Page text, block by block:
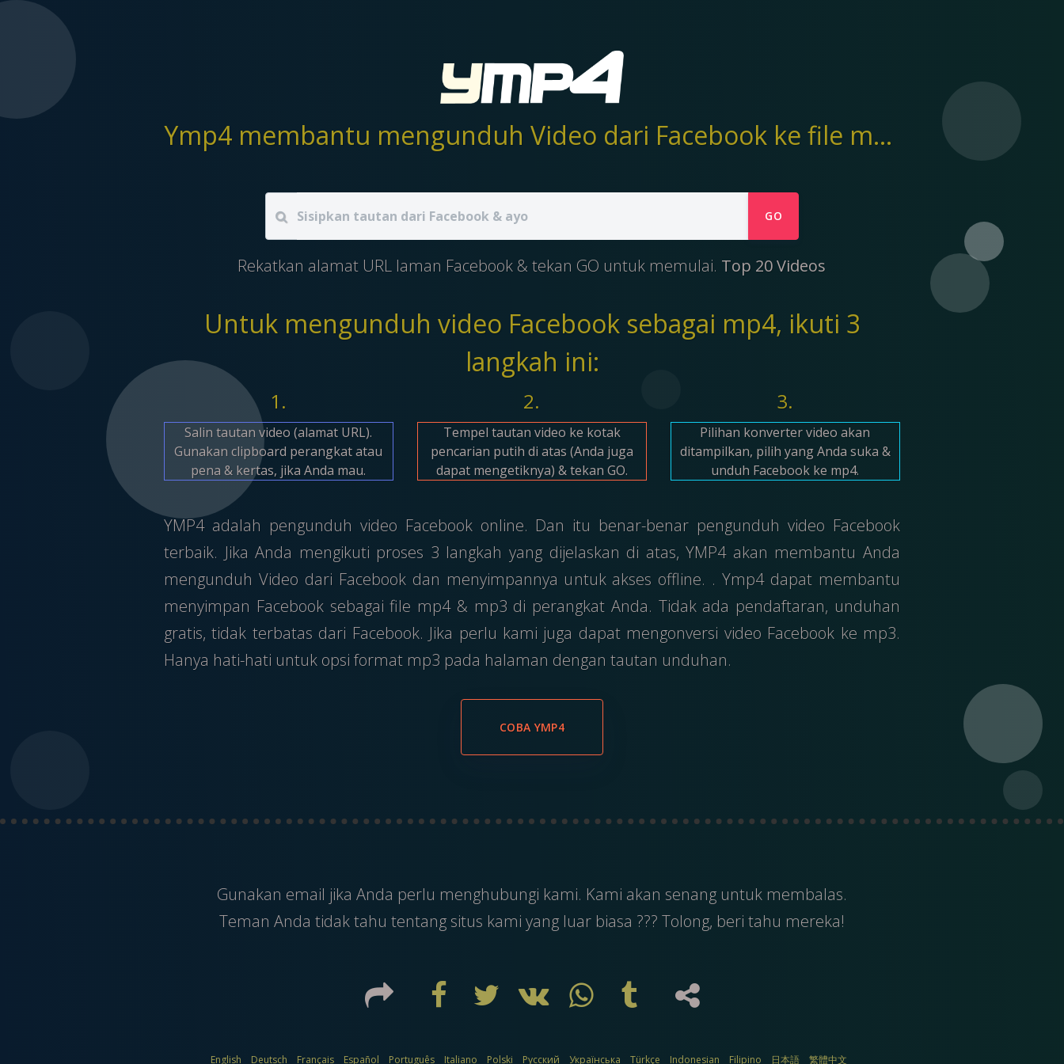
Ymp4 membantu mengunduh Video dari Facebook ke file mp4
GO
Rekatkan alamat URL laman Facebook & tekan GO untuk memulai. Top 20 Videos
Untuk mengunduh video Facebook sebagai mp4, ikuti 3
langkah ini:
1.
Salin tautan video (alamat URL).
Gunakan clipboard perangkat atau
pena & kertas, jika Anda mau.
2.
Tempel tautan video ke kotak
pencarian putih di atas (Anda juga
dapat mengetiknya) & tekan GO.
3.
Pilihan konverter video akan
ditampilkan, pilih yang Anda suka &
unduh Facebook ke mp4.
YMP4 adalah pengunduh video Facebook online. Dan itu benar-benar pengunduh video Facebook
terbaik. Jika Anda mengikuti proses 3 langkah yang dijelaskan di atas, YMP4 akan membantu Anda
mengunduh Video dari Facebook dan menyimpannya untuk akses offline. . Ymp4 dapat membantu
menyimpan Facebook sebagai file mp4 & mp3 di perangkat Anda. Tidak ada pendaftaran, unduhan
gratis, tidak terbatas dari Facebook. Jika perlu kami juga dapat mengonversi video Facebook ke mp3.
Hanya hati-hati untuk opsi format mp3 pada halaman dengan tautan unduhan.
COBA YMP4
Gunakan email jika Anda perlu menghubungi kami. Kami akan senang untuk membalas.
Teman Anda tidak tahu tentang situs kami yang luar biasa ??? Tolong, beri tahu mereka!
English Deutsch Français Español Português Italiano Polski Русский Українська Türkçe Indonesian Filipino 日本語 繁體中文